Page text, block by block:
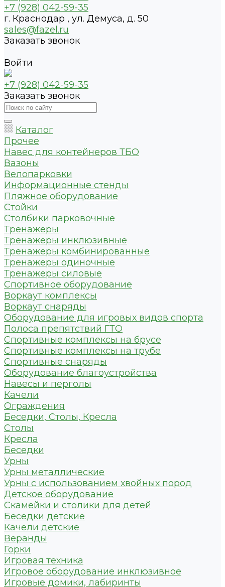
+7 (928) 042-59-35
г. Краснодар , ул. Демуса, д. 50
sales@fazel.ru
Заказать звонок
Войти
+7 (928) 042-59-35
Заказать звонок
Каталог
Прочее
Навес для контейнеров ТБО
Вазоны
Велопарковки
Информационные стенды
Пляжное оборудование
Стойки
Столбики парковочные
Тренажеры
Тренажеры инклюзивные
Тренажеры комбинированные
Тренажеры одиночные
Тренажеры силовые
Спортивное оборудование
Воркаут комплексы
Воркаут снаряды
Оборудование для игровых видов спорта
Полоса препятствий ГТО
Спортивные комплексы на брусе
Спортивные комплексы на трубе
Спортивные снаряды
Оборудование благоустройства
Навесы и перголы
Качели
Ограждения
Беседки, Столы, Кресла
Столы
Кресла
Беседки
Урны
Урны металлические
Урны с использованием хвойных пород
Детское оборудование
Скамейки и столики для детей
Беседки детские
Качели детские
Веранды
Горки
Игровая техника
Игровое оборудование инклюзивное
Игровые домики, лабиринты